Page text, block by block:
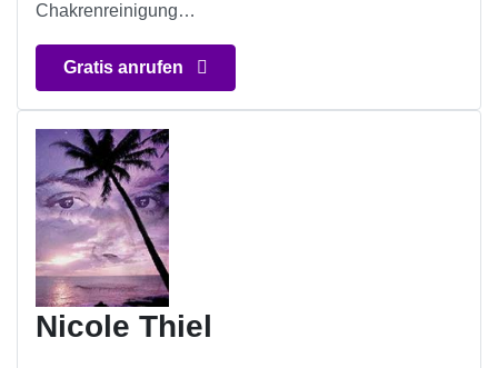
Chakrenreinigung…
Gratis anrufen
Nicole Thiel